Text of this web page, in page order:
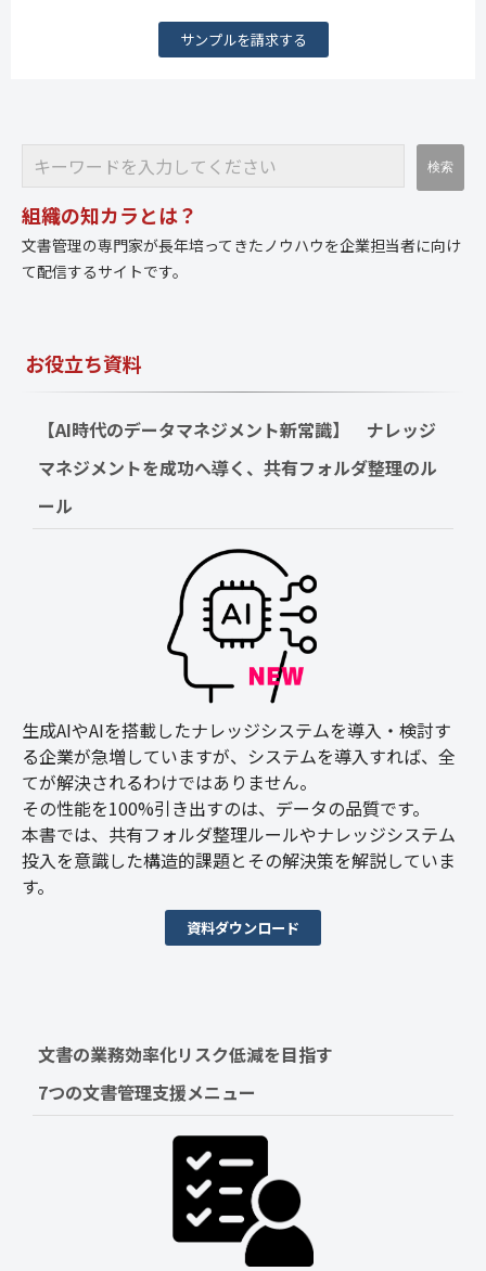
サンプルを請求する
組織の知カラとは？
文書管理の専門家が長年培ってきたノウハウを企業担当者に向け
て配信するサイトです。
お役立ち資料
【AI時代のデータマネジメント新常識】　ナレッジ
マネジメントを成功へ導く、共有フォルダ整理のル
ール
生成AIやAIを搭載したナレッジシステムを導入・検討す
る企業が急増していますが、システムを導入すれば、全
てが解決されるわけではありません。
その性能を100%引き出すのは、データの品質です。
本書では、共有フォルダ整理ルールやナレッジシステム
投入を意識した構造的課題とその解決策を解説していま
す。
資料ダウンロード
文書の業務効率化リスク低減を目指す
7つの文書管理支援メニュー